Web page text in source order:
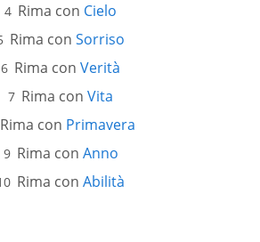
Rima con Cielo
Rima con Sorriso
Rima con Verità
Rima con Vita
Rima con Primavera
Rima con Anno
Rima con Abilità